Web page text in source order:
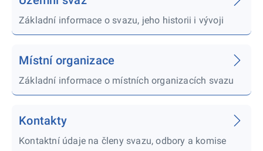
Základní informace o svazu, jeho historii i vývoji
Místní organizace
Základní informace o místních organizacích svazu
Kontakty
Kontaktní údaje na členy svazu, odbory a komise